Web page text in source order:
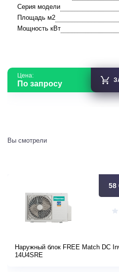
Серия модели
Площадь м2
Мощность кВт
Цена:
По запросу
Вы смотрели
58
Наружный блок FREE Match DC
14U4SRE